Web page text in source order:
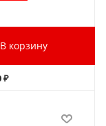
В корзину
₽